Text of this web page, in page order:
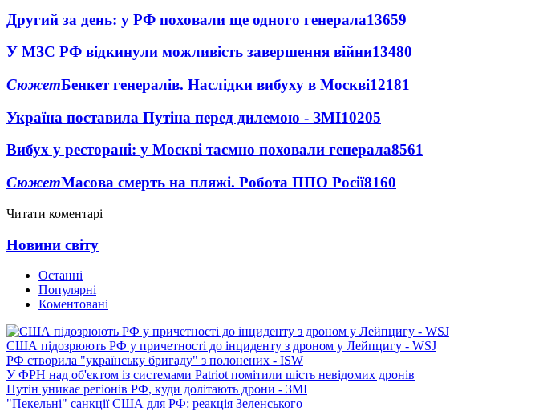
Другий за день: у РФ поховали ще одного генерала13659
У МЗС РФ відкинули можливість завершення війни13480
СюжетБенкет генералів. Наслідки вибуху в Москві12181
Україна поставила Путіна перед дилемою - ЗМІ10205
Вибух у ресторані: у Москві таємно поховали генерала8561
СюжетМасова смерть на пляжі. Робота ППО Росії8160
Читати коментарі
Новини світу
Останні
Популярні
Коментовані
США підозрюють РФ у причетності до інциденту з дроном у Лейпцигу - WSJ
РФ створила "українську бригаду" з полонених - ISW
У ФРН над об'єктом із системами Patriot помітили шість невідомих дронів
Путін уникає регіонів РФ, куди долітають дрони - ЗМІ
"Пекельні" санкції США для РФ: реакція Зеленського